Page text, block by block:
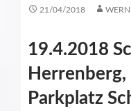
21/04/2018
19.4.2018
Parkplatz